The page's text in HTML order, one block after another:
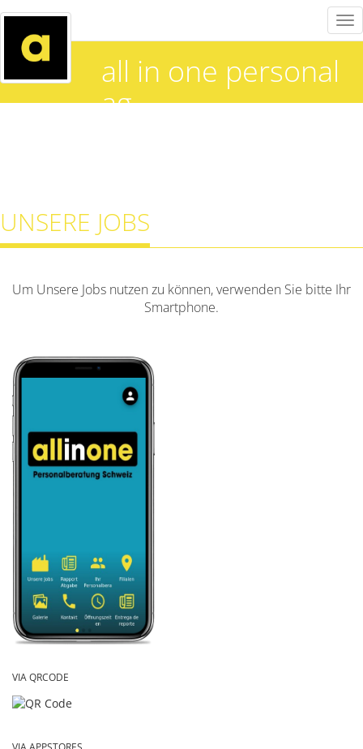
all in one personal
ag
UNSERE JOBS
Um Unsere Jobs nutzen zu können, verwenden Sie bitte Ihr
Smartphone.
VIA QRCODE